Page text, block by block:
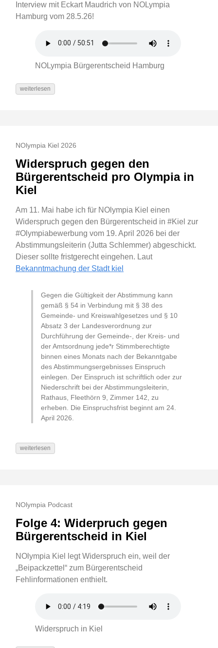
Interview mit Eckart Maudrich von NOLympia
Hamburg vom 28.5.26!
NOLympia Bürgerentscheid Hamburg
weiterlesen
NOlympia Kiel 2026
Widerspruch gegen den
Bürgerentscheid pro Olympia in
Kiel
Am 11. Mai habe ich für NOlympia Kiel einen
Widerspruch gegen den Bürgerentscheid in #Kiel zur
#Olympiabewerbung vom 19. April 2026 bei der
Abstimmungsleiterin (Jutta Schlemmer) abgeschickt.
Dieser sollte fristgerecht eingehen. Laut
Bekanntmachung der Stadt kiel
Gegen die Gültigkeit der Abstimmung kann
gemäß § 54 in Verbindung mit § 38 des
Gemeinde- und Kreiswahlgesetzes und § 10
Absatz 3 der Landesverordnung zur
Durchführung der Gemeinde-, der Kreis- und
der Amtsordnung jede*r Stimmberechtigte
binnen eines Monats nach der Bekanntgabe
des Abstimmungsergebnisses Einspruch
einlegen. Der Einspruch ist schriftlich oder zur
Niederschrift bei der Abstimmungsleiterin,
Rathaus, Fleethörn 9, Zimmer 142, zu
erheben. Die Einspruchsfrist beginnt am 24.
April 2026.
weiterlesen
NOlympia Podcast
Folge 4: Widerpruch gegen
Bürgerentscheid in Kiel
NOlympia Kiel legt Widerspruch ein, weil der
„Beipackzettel“ zum Bürgerentscheid
Fehlinformationen enthielt.
Widerspruch in Kiel